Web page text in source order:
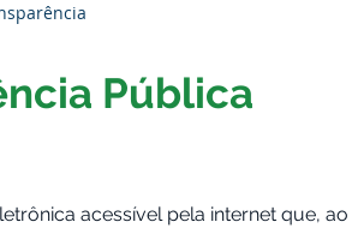
Pública
acessível pela internet que,